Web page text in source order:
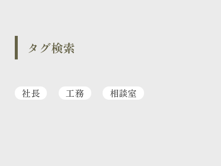
タグ検索
社長 工務 相談室